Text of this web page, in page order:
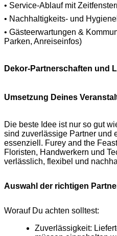
• Service-Ablauf mit
• Nachhaltigkeits- und
• Gästeerwartungen &
Parken, Anreiseinfos)
Dekor‑Partnerschaften und
Umsetzung Deines
Die beste Idee ist nur so gut
sind zuverlässige Partner und
essenziell. Furey and the
Floristen, Handwerkern und
verlässlich, flexibel und
Auswahl der richtigen
Worauf Du achten solltest:
Zuverlässigkeit: